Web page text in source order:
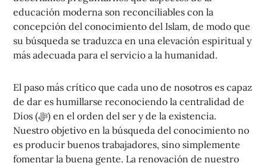
educación moderna son reconciliables con la
concepción del conocimiento del Islam, de modo que
su búsqueda se traduzca en una elevación espiritual y
más adecuada para el servicio a la humanidad.
El paso más crítico que cada uno de nosotros es capaz
de dar es humillarse reconociendo la centralidad de
Dios (ﷻ) en el orden del ser y de la existencia.
Nuestro objetivo en la búsqueda del conocimiento no
es producir buenos trabajadores, sino simplemente
fomentar la buena gente. La renovación de nuestro